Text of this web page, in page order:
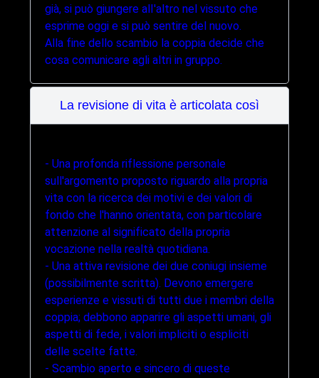
già, si può giungere alI'altro nel vissuto che
esprime oggi e si può sentire del nuovo.
Alla fine dello scambio la coppia decide che
cosa comunicare agli altri in gruppo.
La revisione di vita è articolata così
- Una profonda riflessione personale
sull'argomento proposto riguardo alla propria
vita con la ricerca dei motivi e dei valori di
fondo che l'hanno orientata, con particolare
attenzione al significato della propria
vocazione nella realtà quotidiana.
- Una attiva revisione dei due coniugi insieme
(possibilmente scritta). Devono emergere
esperienze e vissuti di tutti due i membri della
coppia; debbono apparire gli aspetti umani, gli
aspetti di fede, i valori impliciti o espliciti
delle scelte fatte.
- Scambio aperto e sincero di queste